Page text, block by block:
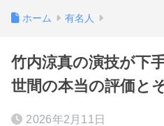
ホーム 有名人
竹内涼真の演技が下
世間の本当の評価と
2026年2月11日